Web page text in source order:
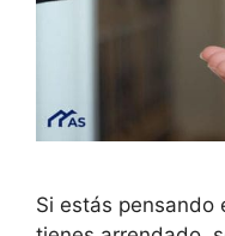
Si estás pensando